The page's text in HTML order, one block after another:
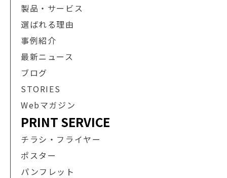
製品・サービス
選ばれる理由
事例紹介
最新ニュース
ブログ
STORIES
Webマガジン
PRINT SERVICE
チラシ・フライヤー
ポスター
パンフレット